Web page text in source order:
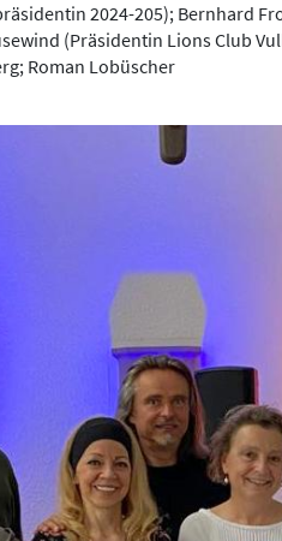
2024-205); Bernhard
(Präsidentin Lions Club
Roman Lobüscher